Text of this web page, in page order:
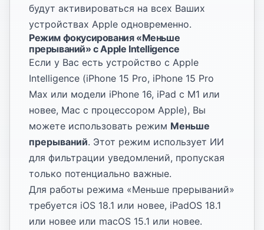
будут активироваться на всех Ваших
устройствах Apple одновременно.
Режим фокусирования «Меньше
прерываний» с Apple Intelligence
Если у Вас есть устройство с Apple
Intelligence (iPhone 15 Pro, iPhone 15 Pro
Max или модели iPhone 16, iPad с M1 или
новее, Mac с процессором Apple), Вы
можете использовать режим Меньше
прерываний. Этот режим использует ИИ
для фильтрации уведомлений, пропуская
только потенциально важные.
Для работы режима «Меньше прерываний»
требуется iOS 18.1 или новее, iPadOS 18.1
или новее или macOS 15.1 или новее.